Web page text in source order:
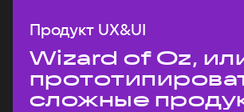
Продукт UX&UI
Wizard of Oz,
сложные